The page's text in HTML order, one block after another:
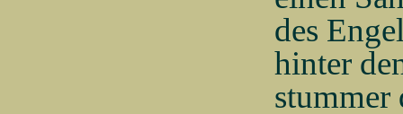
des
hinter
stummer